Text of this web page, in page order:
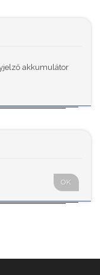
akkumulátor
OK